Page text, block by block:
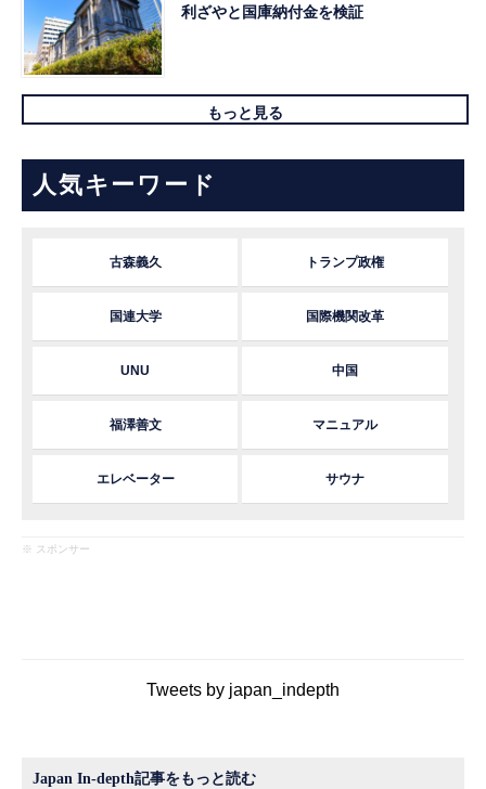
利ざやと国庫納付金を検証
もっと見る
人気キーワード
古森義久 トランプ政権
国連大学 国際機関改革
UNU 中国
福澤善文 マニュアル
エレベーター サウナ
※ スポンサー
Tweets by japan_indepth
Japan In-depth記事をもっと読む